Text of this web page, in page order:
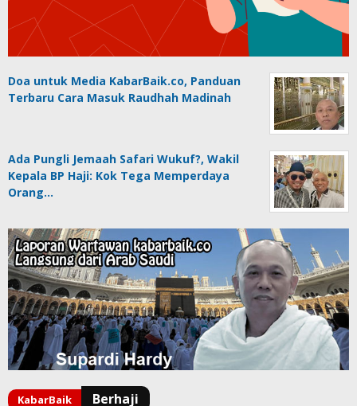
Doa untuk Media KabarBaik.co, Panduan
Terbaru Cara Masuk Raudhah Madinah
Ada Pungli Jemaah Safari Wukuf?, Wakil
Kepala BP Haji: Kok Tega Memperdaya
Orang…